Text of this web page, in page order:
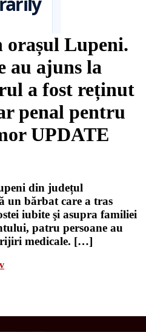
Lupeni.
au ajuns la
a fost reținut
penal pentru
UPDATE
din județul
un bărbat care a tras
iubite şi asupra familiei
patru persoane au
medicale. […]